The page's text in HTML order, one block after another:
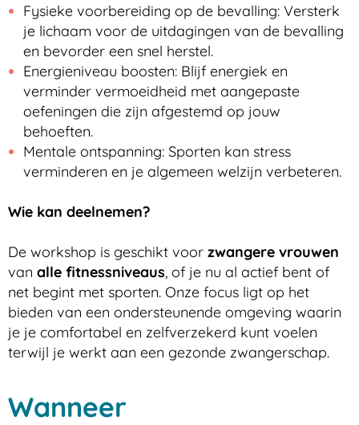
Fysieke voorbereiding op de bevalling: Versterk
je lichaam voor de uitdagingen van de bevalling
en bevorder een snel herstel.
Energieniveau boosten: Blijf energiek en
verminder vermoeidheid met aangepaste
oefeningen die zijn afgestemd op jouw
behoeften.
Mentale ontspanning: Sporten kan stress
verminderen en je algemeen welzijn verbeteren.
Wie kan deelnemen?
De workshop is geschikt voor zwangere vrouwen
van alle fitnessniveaus, of je nu al actief bent of
net begint met sporten. Onze focus ligt op het
bieden van een ondersteunende omgeving waarin
je je comfortabel en zelfverzekerd kunt voelen
terwijl je werkt aan een gezonde zwangerschap.
Wanneer